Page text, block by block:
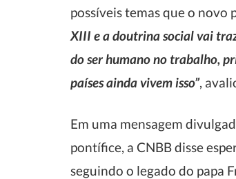
possíveis temas que o novo
XIII e a doutrina social vai
do ser humano no trabalho,
países ainda vivem isso”,
Em uma mensagem
pontífice, a CNBB disse
seguindo o legado do papa